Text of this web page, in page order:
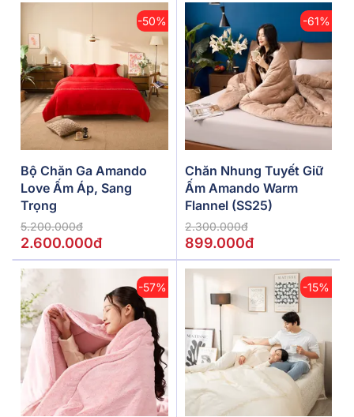
-50%
Bộ Chăn Ga Amando
Love Ấm Áp, Sang
Trọng
5.200.000đ
2.600.000đ
-61%
Chăn Nhung Tuyết Giữ
Ấm Amando Warm
Flannel (SS25)
2.300.000đ
899.000đ
-57% -15%